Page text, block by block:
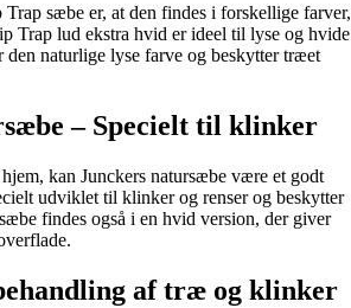
sæbe er, at den findes i forskellige farver,
Trap lud ekstra hvid er ideel til lyse og hvide
den naturlige lyse farve og beskytter træet
– Specielt til klinker
kan Junckers natursæbe være et godt
udviklet til klinker og renser og beskytter
findes også i en hvid version, der giver
af træ og klinker